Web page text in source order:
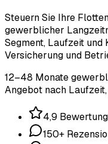
Steuern Sie Ihre
gewerblicher
Segment, Laufzeit und
Versicherung und
12–48 Monate
Angebot nach
4,9 Bewertung
150+